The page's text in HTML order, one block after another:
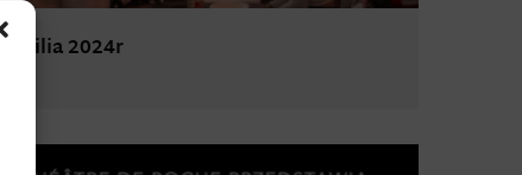
Wigilia 2024r